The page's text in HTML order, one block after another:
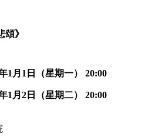
頌》
1 月 1 日（星期一） 20:00
1 月 2 日（星期二） 20:00